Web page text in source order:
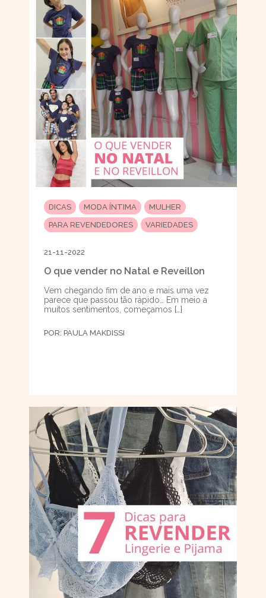
DICAS MODA ÍNTIMA
MULHER
PARA REVENDEDORES
VARIEDADES
21-11-2022
O que vender no Natal e Reveillon
Vem chegando fim de ano e mais uma vez
parece que passou tão rápido… Em meio a
muitos sentimentos, começamos […]
POR: PAULA MAKDISSI